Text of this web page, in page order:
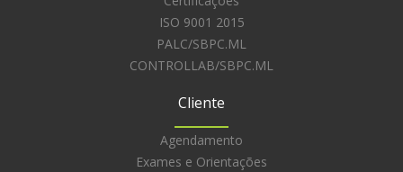
ISO 9001 2015
PALC/SBPC.ML
CONTROLLAB/SBPC.ML
Cliente
Agendamento
Exames e Orientações